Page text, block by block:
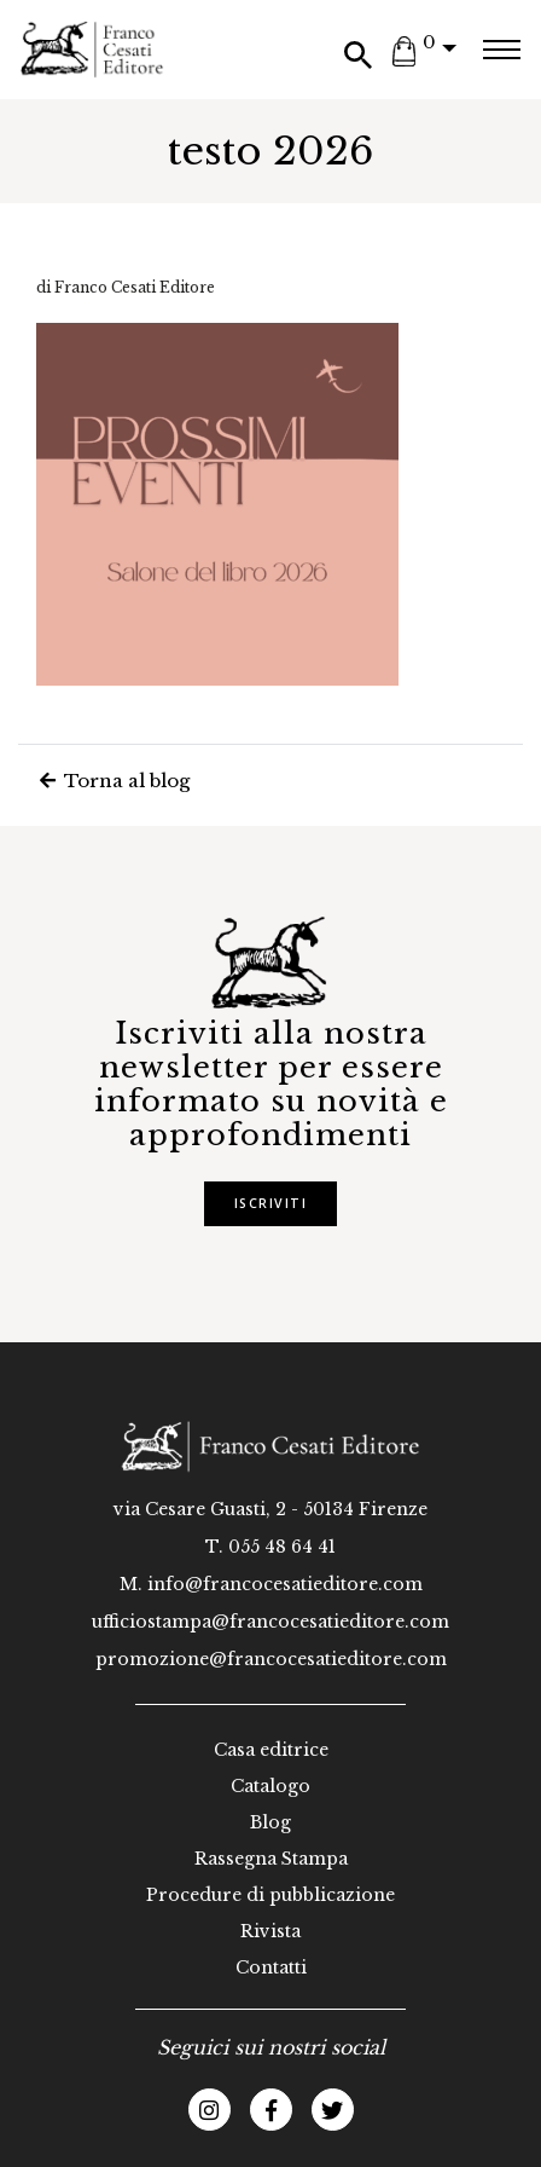
0
testo 2026
di Franco Cesati Editore
Torna al blog
Iscriviti alla nostra
newsletter per essere
informato su novità e
approfondimenti
ISCRIVITI
via Cesare Guasti, 2 - 50134 Firenze
T. 055 48 64 41
M. info@francocesatieditore.com
ufficiostampa@francocesatieditore.com
promozione@francocesatieditore.com
Casa editrice
Catalogo
Blog
Rassegna Stampa
Procedure di pubblicazione
Rivista
Contatti
Seguici sui nostri social